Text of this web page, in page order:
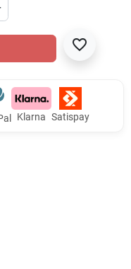
favorite_border
Klarna Satispay